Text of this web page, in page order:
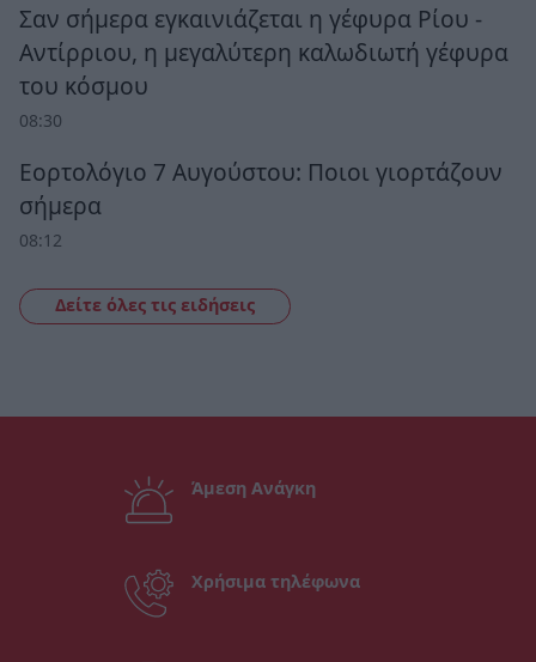
Σαν σήμερα εγκαινιάζεται η γέφυρα Ρίου -
Αντίρριου, η μεγαλύτερη καλωδιωτή γέφυρα
του κόσμου
08:30
Εορτολόγιο 7 Αυγούστου: Ποιοι γιορτάζουν
σήμερα
08:12
Δείτε όλες τις ειδήσεις
Άμεση Ανάγκη
Χρήσιμα τηλέφωνα